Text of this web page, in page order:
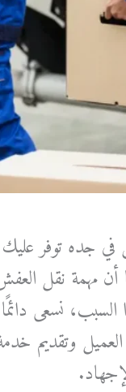
توفر عليك
مهمة نقل
السبب، نسعى
وتقديم